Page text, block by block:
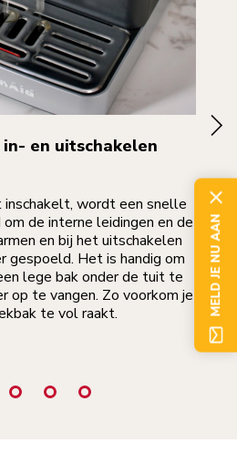
en uitschakelen
wordt een snelle
de interne leidingen en de
en bij het uitschakelen
gespoeld. Het is handig om
lege bak onder de tuit te
op te vangen. Zo voorkom je
te vol raakt.
MELD JE NU AAN